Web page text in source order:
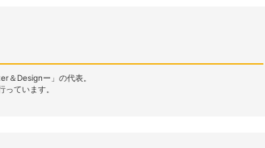
＆Designー」の代表。
ています。